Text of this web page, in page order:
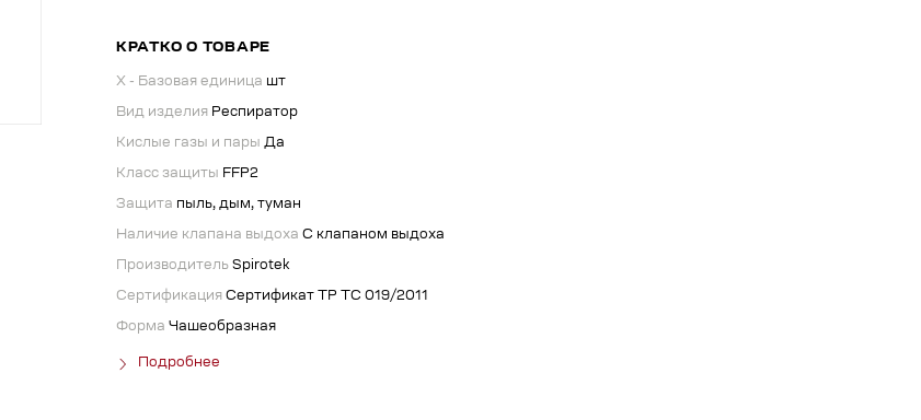
КРАТКО О ТОВАРЕ
X - Базовая единица шт
Вид изделия Респиратор
Кислые газы и пары Да
Класс защиты FFP2
Защита пыль, дым, туман
Наличие клапана выдоха С клапаном выдоха
Производитель Spirotek
Сертификация Сертификат ТР ТС 019/2011
Форма Чашеобразная
Подробнее